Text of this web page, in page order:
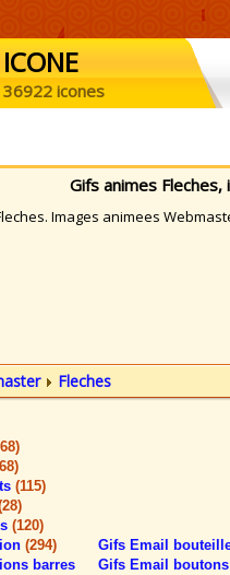
ICONE
36922 icones
Gifs animes
Images animees
Fleches
(115)
(120)
(294)
barres
Gifs Email
Gifs Email boutons